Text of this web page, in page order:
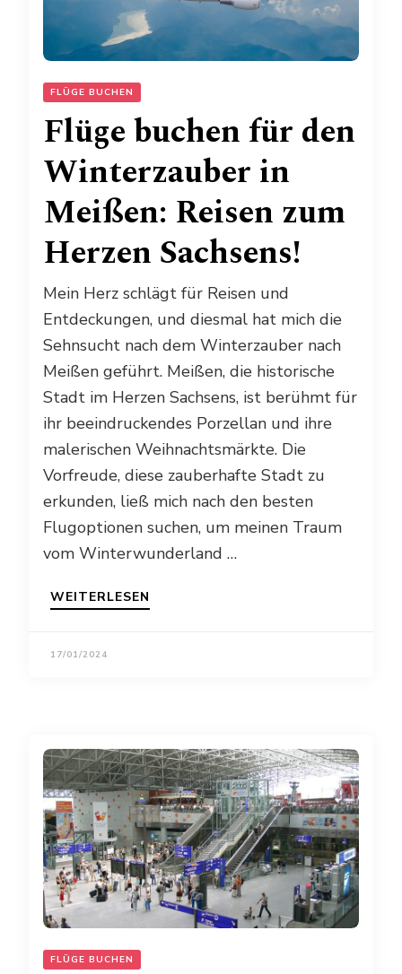
FLÜGE BUCHEN
Flüge buchen für den
Winterzauber in
Meißen: Reisen zum
Herzen Sachsens!
Mein Herz schlägt für Reisen und
Entdeckungen, und diesmal hat mich die
Sehnsucht nach dem Winterzauber nach
Meißen geführt. Meißen, die historische
Stadt im Herzen Sachsens, ist berühmt für
ihr beeindruckendes Porzellan und ihre
malerischen Weihnachtsmärkte. Die
Vorfreude, diese zauberhafte Stadt zu
erkunden, ließ mich nach den besten
Flugoptionen suchen, um meinen Traum
vom Winterwunderland …
WEITERLESEN
17/01/2024
FLÜGE BUCHEN